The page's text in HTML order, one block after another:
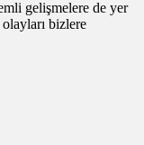
gelişmelere de yer
bizlere